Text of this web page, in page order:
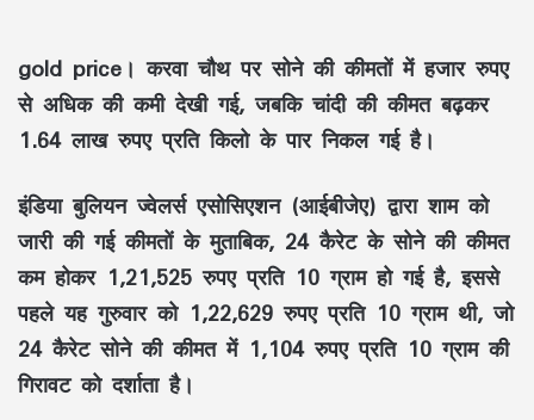
gold price। करवा चौथ पर सोने की कीमतों में हजार रुपए
से अधिक की कमी देखी गई, जबकि चांदी की कीमत बढ़कर
1.64 लाख रुपए प्रति किलो के पार निकल गई है।
इंडिया बुलियन ज्वेलर्स एसोसिएशन (आईबीजेए) द्वारा शाम को
जारी की गई कीमतों के मुताबिक, 24 कैरेट के सोने की कीमत
कम होकर 1,21,525 रुपए प्रति 10 ग्राम हो गई है, इससे
पहले यह गुरुवार को 1,22,629 रुपए प्रति 10 ग्राम थी, जो
24 कैरेट सोने की कीमत में 1,104 रुपए प्रति 10 ग्राम की
गिरावट को दर्शाता है।